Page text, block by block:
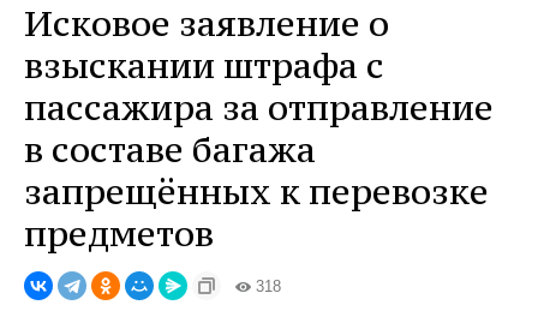
Исковое заявление о
взыскании штрафа с
пассажира за отправление
в составе багажа
запрещённых к перевозке
предметов
318